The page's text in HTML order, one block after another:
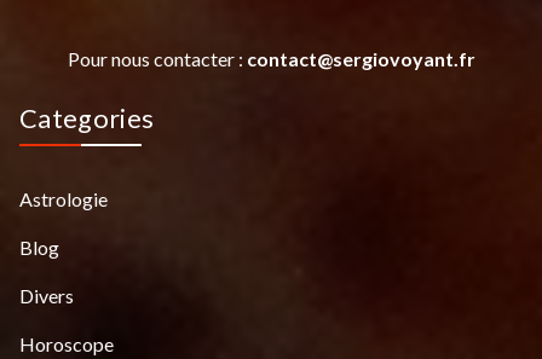
Pour nous contacter : contact@sergiovoyant.fr
Categories
Astrologie
Blog
Divers
Horoscope